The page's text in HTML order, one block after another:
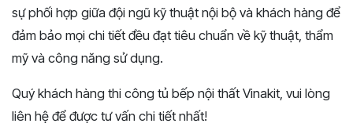
sự phối hợp giữa đội ngũ kỹ thuật nội bộ và khách hàng để
đảm bảo mọi chi tiết đều đạt tiêu chuẩn về kỹ thuật, thẩm
mỹ và công năng sử dụng.
Quý khách hàng thi công tủ bếp nội thất Vinakit, vui lòng
liên hệ để được tư vấn chi tiết nhất!